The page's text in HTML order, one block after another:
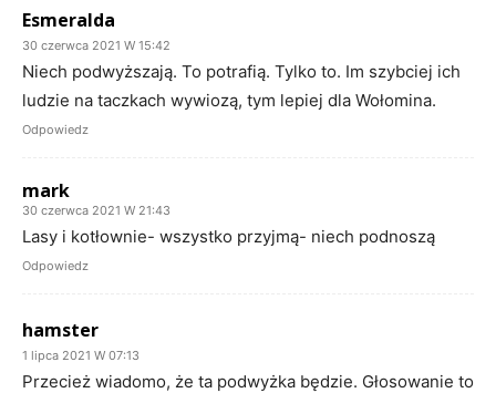
Esmeralda
30 czerwca 2021 W 15:42
Niech podwyższają. To potrafią. Tylko to. Im szybciej ich
ludzie na taczkach wywiozą, tym lepiej dla Wołomina.
Odpowiedz
mark
30 czerwca 2021 W 21:43
Lasy i kotłownie- wszystko przyjmą- niech podnoszą
Odpowiedz
hamster
1 lipca 2021 W 07:13
Przecież wiadomo, że ta podwyżka będzie. Głosowanie to